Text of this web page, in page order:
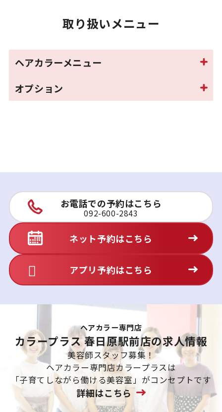
取り扱いメニュー
ヘアカラーメニュー
オプション
お電話での予約はこちら
092-600-2843
ネット予約はこちら
アプリ予約はこちら
ヘアカラー専門店
カラープラス 春日原駅前店の求人情報
美容師スタッフ募集！
ヘアカラー専門店カラープラスは
「子育てしながら働ける美容室」がコンセプトです
詳細はこちら